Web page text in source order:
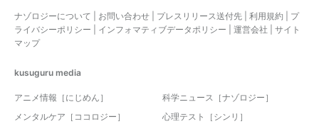
ナゾロジーについて お問い合わせ プレスリリース送付先 利用規約
プ
ライバシーポリシー
インフォマティブデータポリシー 運営会社
サイト
マップ
kusuguru media
アニメ情報［にじめん］
科学ニュース［ナゾロジー］
メンタルケア［ココロジー］
心理テスト［シンリ］